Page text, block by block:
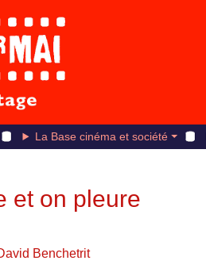
La Base cinéma et société
et on pleure
Benchetrit